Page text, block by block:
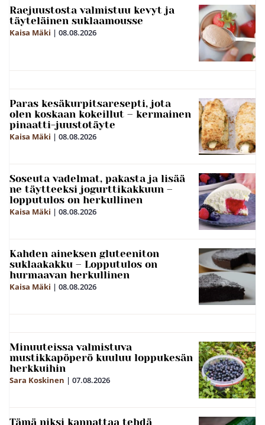
Raejuustosta valmistuu kevyt ja
täyteläinen suklaamousse
Kaisa Mäki | 08.08.2026
Paras kesäkurpitsaresepti, jota
olen koskaan kokeillut – kermainen
pinaatti-juustotäyte
Kaisa Mäki | 08.08.2026
Soseuta vadelmat, pakasta ja lisää
ne täytteeksi jogurttikakkuun –
lopputulos on herkullinen
Kaisa Mäki | 08.08.2026
Kahden aineksen gluteeniton
suklaakakku – Lopputulos on
hurmaavan herkullinen
Kaisa Mäki | 08.08.2026
Minuuteissa valmistuva
mustikkapöperö kuuluu loppukesän
herkkuihin
Sara Koskinen | 07.08.2026
Tämä niksi kannattaa tehdä